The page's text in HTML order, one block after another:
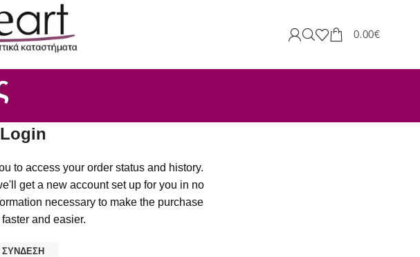
0.00€
Login
to access your order status and history.
get a new account set up for you in no
necessary to make the purchase
and easier.
ΣΎΝΔΕΣΗ